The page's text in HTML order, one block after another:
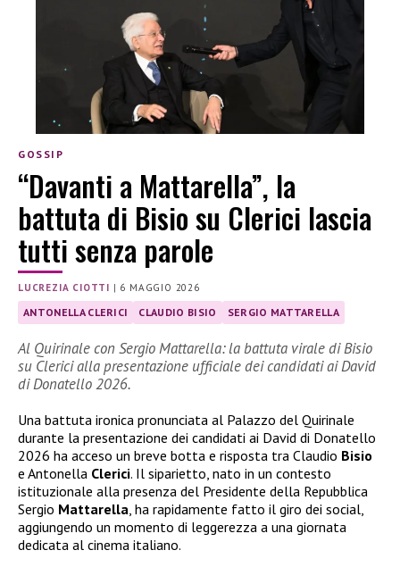
GOSSIP
“Davanti a Mattarella”, la
battuta di Bisio su Clerici lascia
tutti senza parole
LUCREZIA CIOTTI | 6 MAGGIO 2026
ANTONELLA CLERICI CLAUDIO BISIO SERGIO MATTARELLA
Al Quirinale con Sergio Mattarella: la battuta virale di Bisio
su Clerici alla presentazione ufficiale dei candidati ai David
di Donatello 2026.
Una battuta ironica pronunciata al Palazzo del Quirinale
durante la presentazione dei candidati ai David di Donatello
2026 ha acceso un breve botta e risposta tra Claudio Bisio
e Antonella Clerici. Il siparietto, nato in un contesto
istituzionale alla presenza del Presidente della Repubblica
Sergio Mattarella , ha rapidamente fatto il giro dei social,
aggiungendo un momento di leggerezza a una giornata
dedicata al cinema italiano.